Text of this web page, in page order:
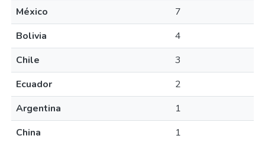
México
7
Bolivia
4
Chile
3
Ecuador
2
Argentina
1
China
1